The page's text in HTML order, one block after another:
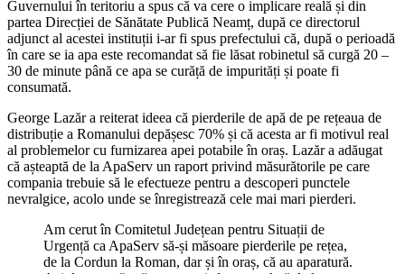
Guvernului în teritoriu a spus că va cere o implicare reală și din
partea Direcției de Sănătate Publică Neamț, după ce directorul
adjunct al acestei instituții i-ar fi spus prefectului că, după o perioadă
în care se ia apa este recomandat să fie lăsat robinetul să curgă 20 –
30 de minute până ce apa se curăță de impurități și poate fi
consumată.
George Lazăr a reiterat ideea că pierderile de apă de pe rețeaua de
distribuție a Romanului depășesc 70% și că acesta ar fi motivul real
al problemelor cu furnizarea apei potabile în oraș. Lazăr a adăugat
că așteaptă de la ApaServ un raport privind măsurătorile pe care
compania trebuie să le efectueze pentru a descoperi punctele
nevralgice, acolo unde se înregistrează cele mai mari pierderi.
Am cerut în Comitetul Județean pentru Situații de
Urgență ca ApaServ să-și măsoare pierderile pe rețea,
de la Cordun la Roman, dar și în oraș, că au aparatură.